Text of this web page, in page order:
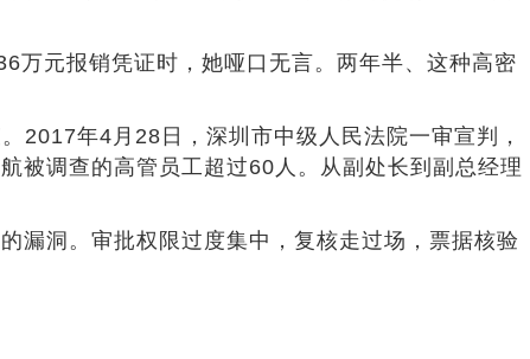
万元报销凭证时，她哑口无言。两年半、这种高密
2017年4月28日，深圳市中级人民法院一审宣判，
被调查的高管员工超过60人。从副处长到副总经理
漏洞。审批权限过度集中，复核走过场，票据核验